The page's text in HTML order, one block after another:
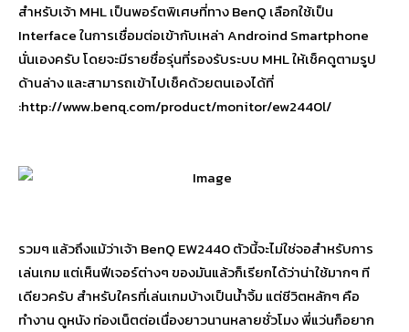
สำหรับเจ้า MHL เป็นพอร์ตพิเศษที่ทาง BenQ เลือกใช้เป็น
Interface ในการเชื่อมต่อเข้ากับเหล่า Androind Smartphone
นั่นเองครับ โดยจะมีรายชื่อรุ่นที่รองรับระบบ MHL ให้เช็คดูตามรูป
ด้านล่าง และสามารถเข้าไปเช็คด้วยตนเองได้ที่
:http://www.benq.com/product/monitor/ew2440l/
รวมๆ แล้วถึงแม้ว่าเจ้า BenQ EW2440 ตัวนี้จะไม่ใช่จอสำหรับการ
เล่นเกม แต่เห็นฟีเจอร์ต่างๆ ของมันแล้วก็เรียกได้ว่าน่าใช้มากๆ ที
เดียวครับ สำหรับใครที่เล่นเกมบ้างเป็นน้ำจิ้ม แต่ชีวิตหลักๆ คือ
ทำงาน ดูหนัง ท่องเน็ตต่อเนื่องยาวนานหลายชั่วโมง พี่แว่นก็อยาก